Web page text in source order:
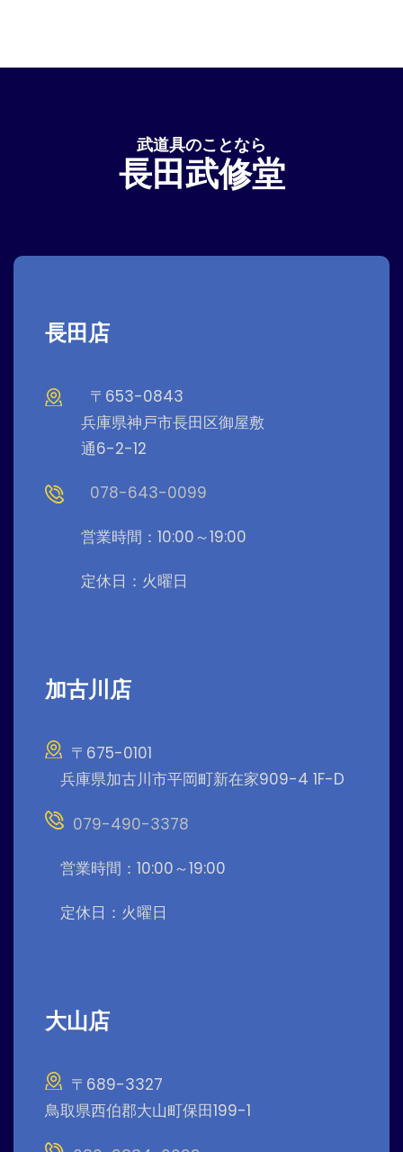
武道具のことなら
長田武修堂
長田店
〒653-0843
兵庫県神戸市長田区御屋敷
通6-2-12
078-643-0099
営業時間：10:00～19:00
定休日：火曜日
加古川店
〒675-0101
兵庫県加古川市平岡町新在家909-4 1F-D
079-490-3378
営業時間：10:00～19:00
定休日：火曜日
大山店
〒689-3327
鳥取県西伯郡大山町保田199-1